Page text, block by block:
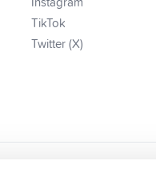
Instagram
TikTok
Twitter (X)